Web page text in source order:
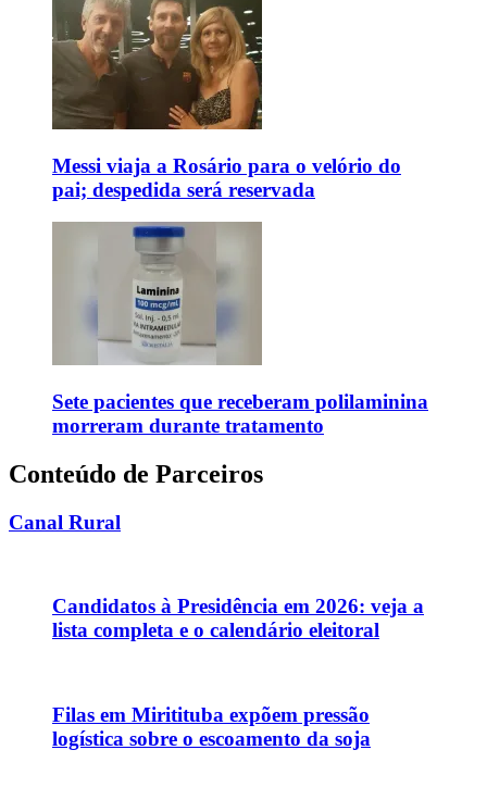
Messi viaja a Rosário para o velório do
pai; despedida será reservada
Sete pacientes que receberam polilaminina
morreram durante tratamento
Conteúdo de Parceiros
Canal Rural
Candidatos à Presidência em 2026: veja a
lista completa e o calendário eleitoral
Filas em Miritituba expõem pressão
logística sobre o escoamento da soja